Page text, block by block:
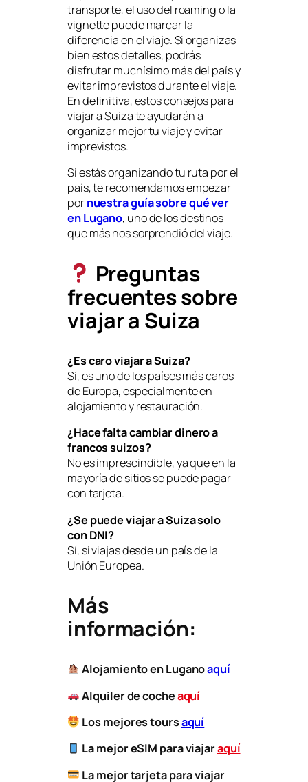
transporte, el uso del roaming o la
vignette puede marcar la
diferencia en el viaje. Si organizas
bien estos detalles, podrás
disfrutar muchísimo más del país y
evitar imprevistos durante el viaje.
En definitiva, estos consejos para
viajar a Suiza te ayudarán a
organizar mejor tu viaje y evitar
imprevistos.
Si estás organizando tu ruta por el
país, te recomendamos empezar
pornuestra guía sobre qué ver
en Lugano, uno de los destinos
que más nos sorprendió del viaje.
Preguntas
frecuentes sobre
viajar a Suiza
¿Es caro viajar a Suiza?
Sí, es uno de los países más caros
de Europa, especialmente en
alojamiento y restauración.
¿Hace falta cambiar dinero a
francos suizos?
No es imprescindible, ya que en la
mayoría de sitios se puede pagar
con tarjeta.
¿Se puede viajar a Suiza solo
con DNI?
Sí, si viajas desde un país de la
Unión Europea.
Más
información:
Alojamiento en Luganoaquí
Alquiler de cocheaquí
Los mejores toursaquí
La mejor eSIM para viajaraquí
La mejor tarjeta para viajar